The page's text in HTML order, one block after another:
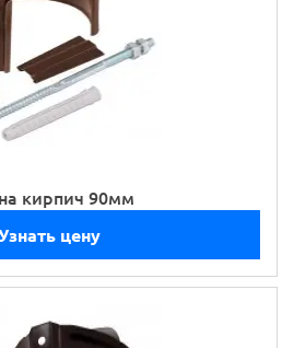
кирпич 90мм
цену